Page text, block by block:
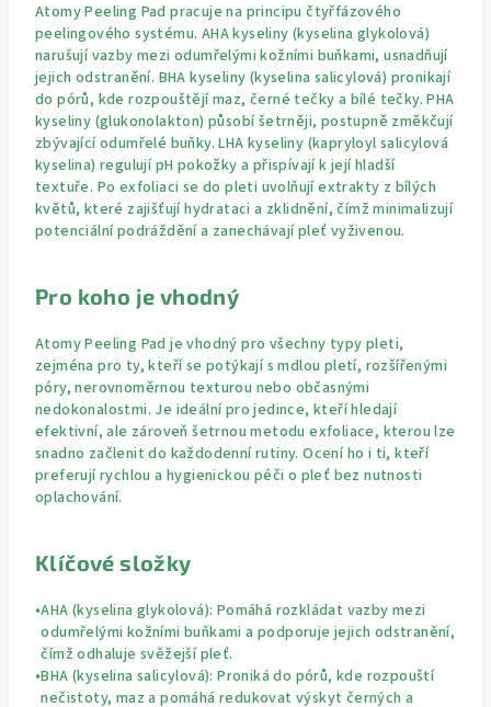
Atomy Peeling Pad pracuje na principu čtyřfázového
peelingového systému. AHA kyseliny (kyselina glykolová)
narušují vazby mezi odumřelými kožními buňkami, usnadňují
jejich odstranění. BHA kyseliny (kyselina salicylová) pronikají
do pórů, kde rozpouštějí maz, černé tečky a bílé tečky. PHA
kyseliny (glukonolakton) působí šetrněji, postupně změkčují
zbývající odumřelé buňky. LHA kyseliny (kapryloyl salicylová
kyselina) regulují pH pokožky a přispívají k její hladší
textuře. Po exfoliaci se do pleti uvolňují extrakty z bílých
květů, které zajišťují hydrataci a zklidnění, čímž minimalizují
potenciální podráždění a zanechávají pleť vyživenou.
Pro koho je vhodný
Atomy Peeling Pad je vhodný pro všechny typy pleti,
zejména pro ty, kteří se potýkají s mdlou pletí, rozšířenými
póry, nerovnoměrnou texturou nebo občasnými
nedokonalostmi. Je ideální pro jedince, kteří hledají
efektivní, ale zároveň šetrnou metodu exfoliace, kterou lze
snadno začlenit do každodenní rutiny. Ocení ho i ti, kteří
preferují rychlou a hygienickou péči o pleť bez nutnosti
oplachování.
Klíčové složky
•AHA (kyselina glykolová): Pomáhá rozkládat vazby mezi
odumřelými kožními buňkami a podporuje jejich odstranění,
čímž odhaluje svěžejší pleť.
•BHA (kyselina salicylová): Proniká do pórů, kde rozpouští
nečistoty, maz a pomáhá redukovat výskyt černých a